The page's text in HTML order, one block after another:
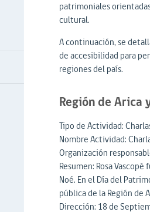
patrimoniales
cultural.
A continuación, se
de accesibilidad para
regiones del país.
Región de Arica
Tipo de Actividad:
Nombre Actividad:
Organización
Resumen: Rosa
Noé. En el Día del
pública de la Región de
Dirección: 18 de